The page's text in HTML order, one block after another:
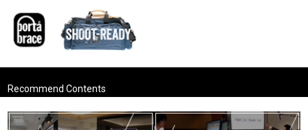
Recommend Contents